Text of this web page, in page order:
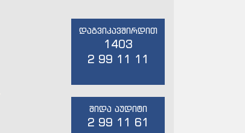
დაგვიკავშირდით
1403
2 99 11 11
შიდა აუდიტი
2 99 11 61